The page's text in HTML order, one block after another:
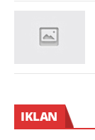
IKLAN